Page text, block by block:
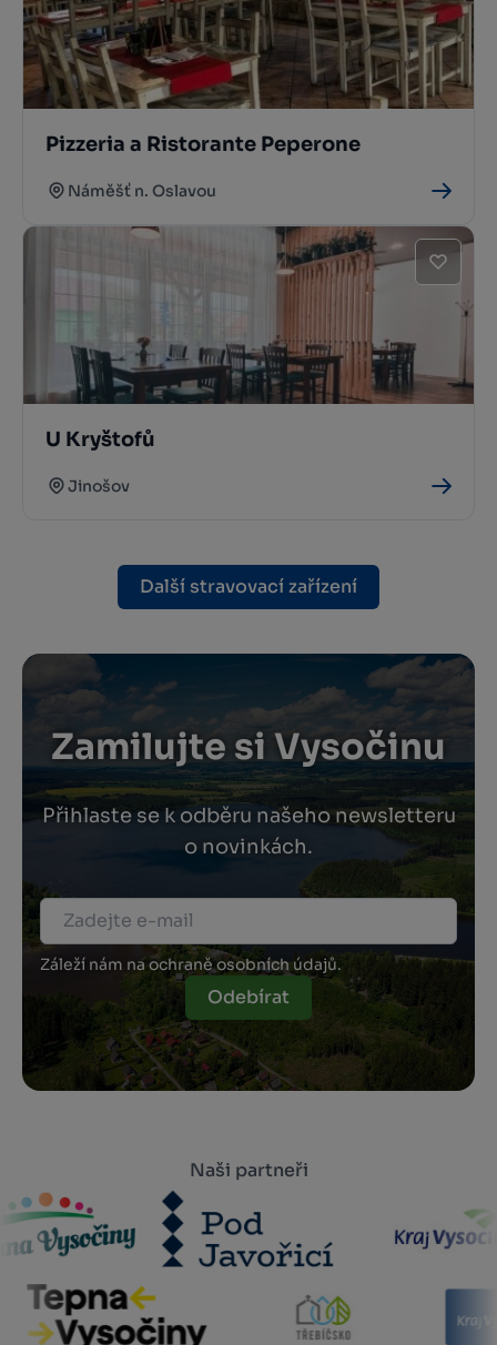
Pizzeria a Ristorante Peperone
Náměšť n. Oslavou
U Kryštofů
Jinošov
Další stravovací zařízení
Zamilujte si Vysočinu
Přihlaste se k odběru našeho newsletteru
o novinkách.
Záleží nám na ochraně osobních údajů.
Odebírat
Naši partneři